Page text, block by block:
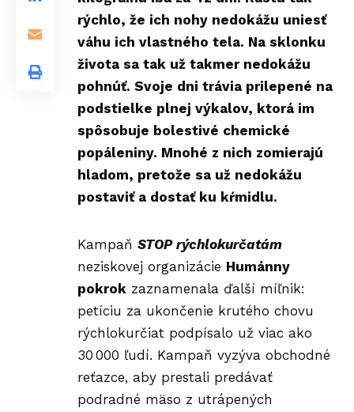
rýchlo, že ich nohy nedokážu uniesť
váhu ich vlastného tela. Na sklonku
života sa tak už takmer nedokážu
pohnúť. Svoje dni trávia prilepené na
podstielke plnej výkalov, ktorá im
spôsobuje bolestivé chemické
popáleniny. Mnohé z nich zomierajú
hladom, pretože sa už nedokážu
postaviť a dostať ku kŕmidlu.
Kampaň STOP rýchlokurčatám
neziskovej organizácie Humánny
pokrok zaznamenala ďalší míľnik:
petíciu za ukončenie krutého chovu
rýchlokurčiat podpísalo už viac ako
30 000 ľudí. Kampaň vyzýva obchodné
reťazce, aby prestali predávať
podradné mäso z utrápených